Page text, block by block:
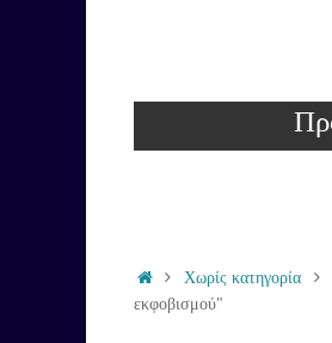
Χωρίς κατηγορία
εκφοβισμού"